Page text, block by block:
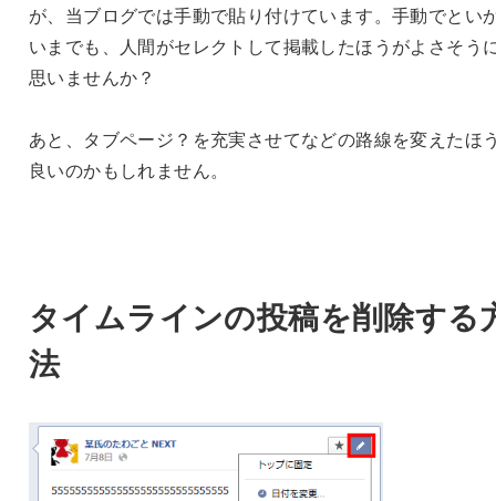
が、当ブログでは手動で貼り付けています。手動でとい
いまでも、人間がセレクトして掲載したほうがよさそう
思いませんか？
あと、タブページ？を充実させてなどの路線を変えたほ
良いのかもしれません。
タイムラインの投稿を削除する
法